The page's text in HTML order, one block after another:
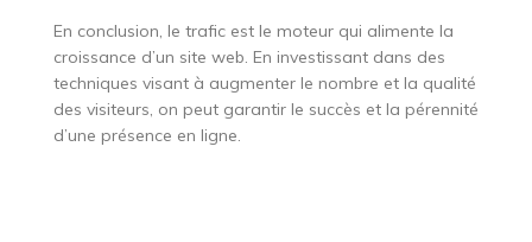
En conclusion, le trafic est le moteur qui alimente la
croissance d’un site web. En investissant dans des
techniques visant à augmenter le nombre et la qualité
des visiteurs, on peut garantir le succès et la pérennité
d’une présence en ligne.